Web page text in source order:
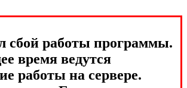
сбой работы программы.
время ведутся
работы на сервере.